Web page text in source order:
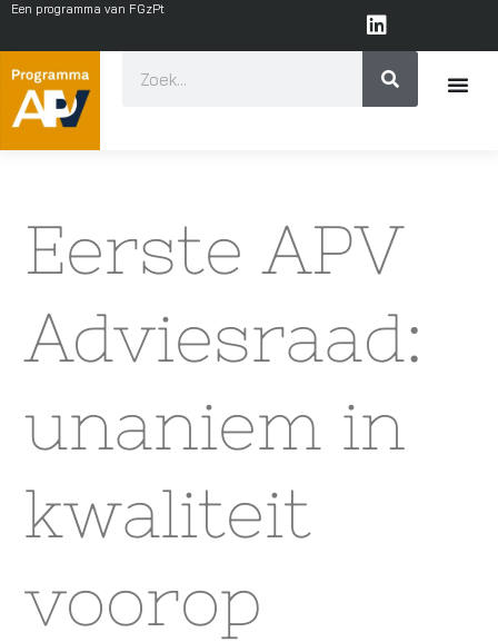
Een programma van FGzPt
Eerste APV
Adviesraad:
unaniem in
kwaliteit
voorop